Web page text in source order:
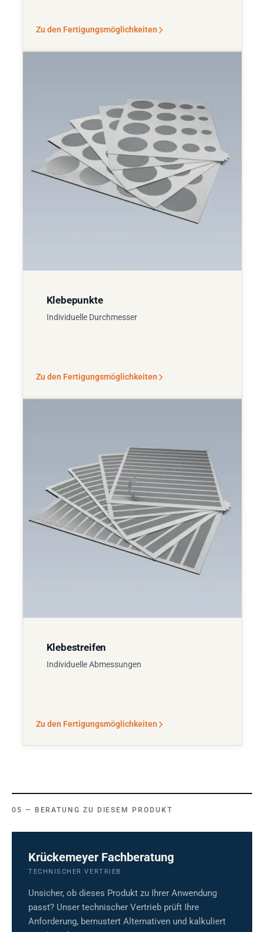
Zu den Fertigungsmöglichkeiten
Klebepunkte
Individuelle Durchmesser
Zu den Fertigungsmöglichkeiten
Klebestreifen
Individuelle Abmessungen
Zu den Fertigungsmöglichkeiten
BERATUNG ZU DIESEM PRODUKT
Krückemeyer Fachberatung
TECHNISCHER VERTRIEB
Unsicher, ob dieses Produkt zu Ihrer Anwendung
passt? Unser technischer Vertrieb prüft Ihre
Anforderung, bemustert Alternativen und kalkuliert